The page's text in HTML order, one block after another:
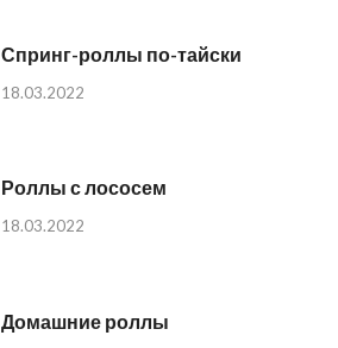
Спринг-роллы по-тайски
18.03.2022
Роллы с лососем
18.03.2022
Домашние роллы